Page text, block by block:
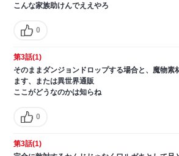
こんな家族助けんでええやろ
0
第3話(1)
そのままダンジョンドロップする場合と、魔物素
ます、または異世界通販
ここがどうなのかは知らね
0
第3話(1)